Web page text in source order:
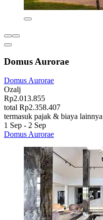
Domus Aurorae
Domus Aurorae
Ozalj
Rp2.013.855
total Rp2.358.407
termasuk pajak & biaya lainnya
1 Sep - 2 Sep
Domus Aurorae